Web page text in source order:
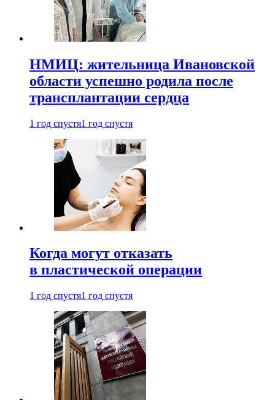
НМИЦ: жительница Ивановской
области успешно родила после
трансплантации сердца
1 год спустя1 год спустя
Когда могут отказать
в пластической операции
1 год спустя1 год спустя